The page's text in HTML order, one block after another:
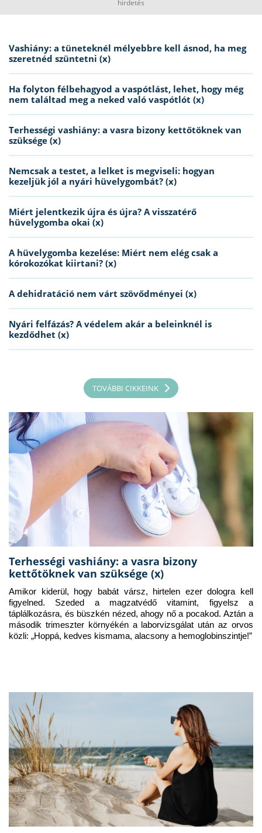
hirdetés
Vashiány: a tüneteknél mélyebbre kell ásnod, ha meg
szeretnéd szüntetni (x)
Ha folyton félbehagyod a vaspótlást, lehet, hogy még
nem találtad meg a neked való vaspótlót (x)
Terhességi vashiány: a vasra bizony kettőtöknek van
szüksége (x)
Nemcsak a testet, a lelket is megviseli: hogyan
kezeljük jól a nyári hüvelygombát? (x)
Miért jelentkezik újra és újra? A visszatérő
hüvelygomba okai (x)
A hüvelygomba kezelése: Miért nem elég csak a
kórokozókat kiirtani? (x)
A dehidratáció nem várt szövődményei (x)
Nyári felfázás? A védelem akár a beleinknél is
kezdődhet (x)
TOVÁBBI CIKKEINK
Terhességi vashiány: a vasra bizony
kettőtöknek van szüksége (x)
Amikor kiderül, hogy babát vársz, hirtelen ezer dologra kell
figyelned. Szeded a magzatvédő vitamint, figyelsz a
táplálkozásra, és büszkén nézed, ahogy nő a pocakod. Aztán a
második trimeszter környékén a laborvizsgálat után az orvos
közli: „Hoppá, kedves kismama, alacsony a hemoglobinszintje!”